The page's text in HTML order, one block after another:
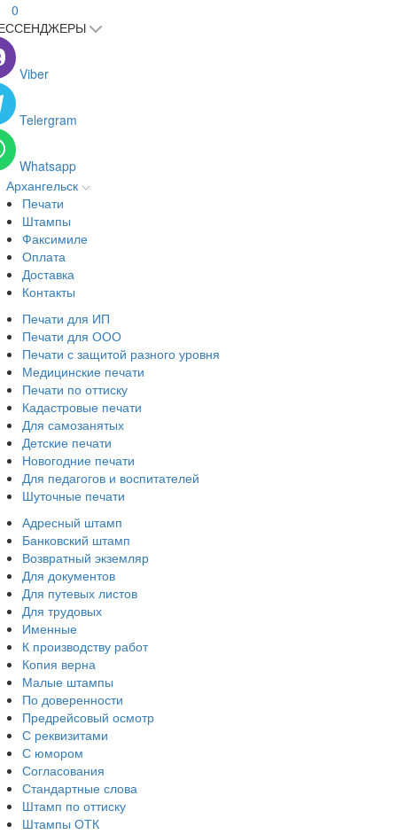
0
Viber
Telergram
Whatsapp
Архангельск
Печати
Штампы
Факсимиле
Оплата
Доставка
Контакты
Печати для ИП
Печати для ООО
Печати с защитой разного уровня
Медицинские печати
Печати по оттиску
Кадастровые печати
Для самозанятых
Детские печати
Новогодние печати
Для педагогов и воспитателей
Шуточные печати
Адресный штамп
Банковский штамп
Возвратный экземляр
Для документов
Для путевых листов
Для трудовых
Именные
К производству работ
Копия верна
Малые штампы
По доверенности
Предрейсовый осмотр
С реквизитами
С юмором
Согласования
Стандартные слова
Штамп по оттиску
Штампы ОТК